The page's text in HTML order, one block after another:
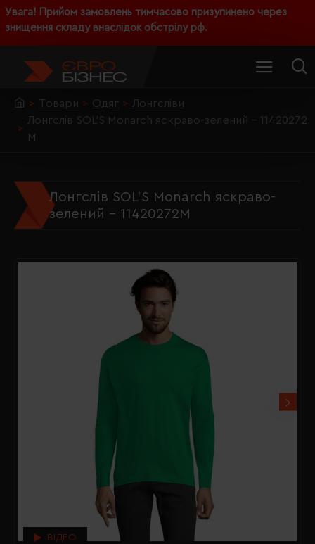
Увага! Прийом замовлень тимчасово призупинено через
знищення складу внаслідок обстрілу рф.
Товари Одяг
Лонгсліви
Лонгслів SOL'S Monarch яскраво-зелений - 11420272
M
Лонгслів SOL'S Monarch яскраво-
зелений - 11420272M
ВІДЕО